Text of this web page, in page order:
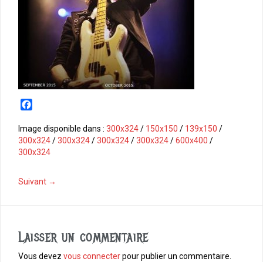
c
e
b
k
Image disponible dans : 300x324/ 150x150 / 139x150 /
300x324/300x324/300x324/300x324/600x400 /
300x324
Suivant →
Laisser un commentaire
Vous devez vous connecterpour publier un commentaire.